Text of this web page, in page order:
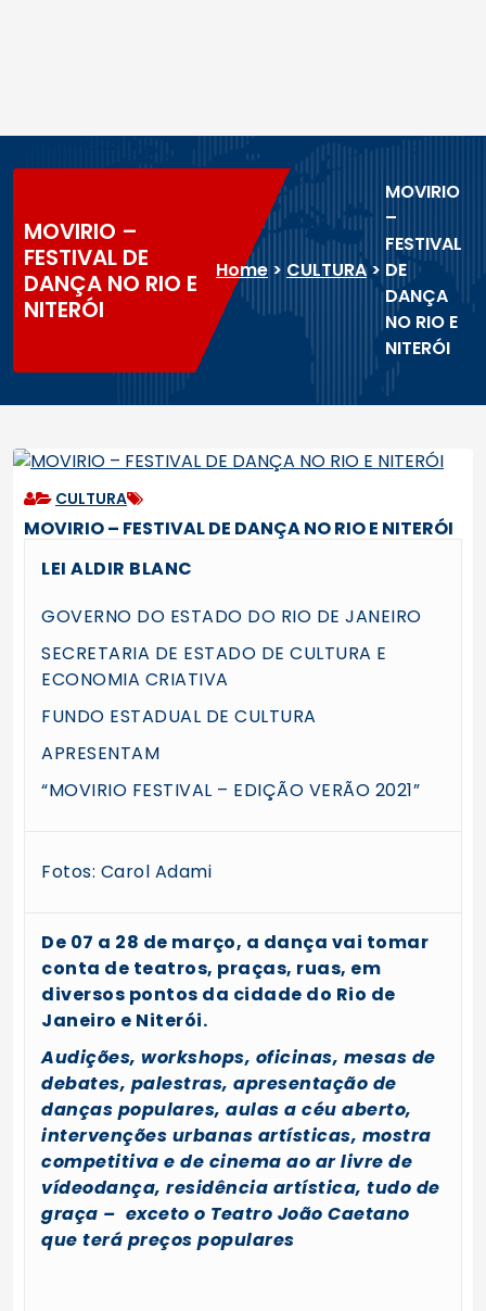
MOVIRIO –
FESTIVAL DE
DANÇA NO RIO E
NITERÓI
Home > CULTURA>
MOVIRIO
–
FESTIVAL
DE
DANÇA
NO RIO E
NITERÓI
CULTURA
MOVIRIO – FESTIVAL DE DANÇA NO RIO E NITERÓI
LEI ALDIR BLANC
GOVERNO DO ESTADO DO RIO DE JANEIRO
SECRETARIA DE ESTADO DE CULTURA E
ECONOMIA CRIATIVA
FUNDO ESTADUAL DE CULTURA
APRESENTAM
“MOVIRIO FESTIVAL – EDIÇÃO VERÃO 2021”
Fotos: Carol Adami
De 07 a 28 de março, a dança vai tomar
conta de teatros, praças, ruas, em
diversos pontos da cidade do Rio de
Janeiro e Niterói.
Audições, workshops, oficinas, mesas de
debates, palestras, apresentação de
danças populares, aulas a céu aberto,
intervenções urbanas artísticas, mostra
competitiva e de cinema ao ar livre de
vídeodança, residência artística, tudo de
graça – exceto o Teatro João Caetano
que terá preços populares